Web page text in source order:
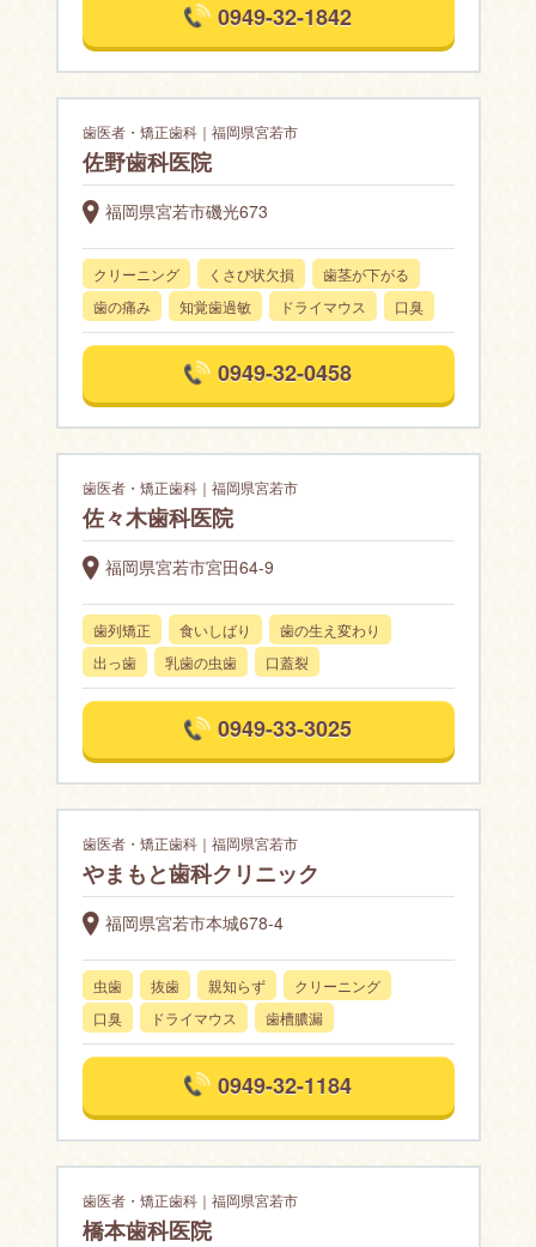
0949-32-1842
歯医者・矯正歯科｜福岡県宮若市
佐野歯科医院
福岡県宮若市磯光673
クリーニング くさび状欠損
歯茎が下がる
歯の痛み
知覚歯過敏 ドライマウス 口臭
0949-32-0458
歯医者・矯正歯科｜福岡県宮若市
佐々木歯科医院
福岡県宮若市宮田64-9
歯列矯正 食いしばり
歯の生え変わり
出っ歯
乳歯の虫歯 口蓋裂
0949-33-3025
歯医者・矯正歯科｜福岡県宮若市
やまもと歯科クリニック
福岡県宮若市本城678-4
虫歯 抜歯 親知らず
クリーニング
口臭
ドライマウス 歯槽膿漏
0949-32-1184
歯医者・矯正歯科｜福岡県宮若市
橋本歯科医院